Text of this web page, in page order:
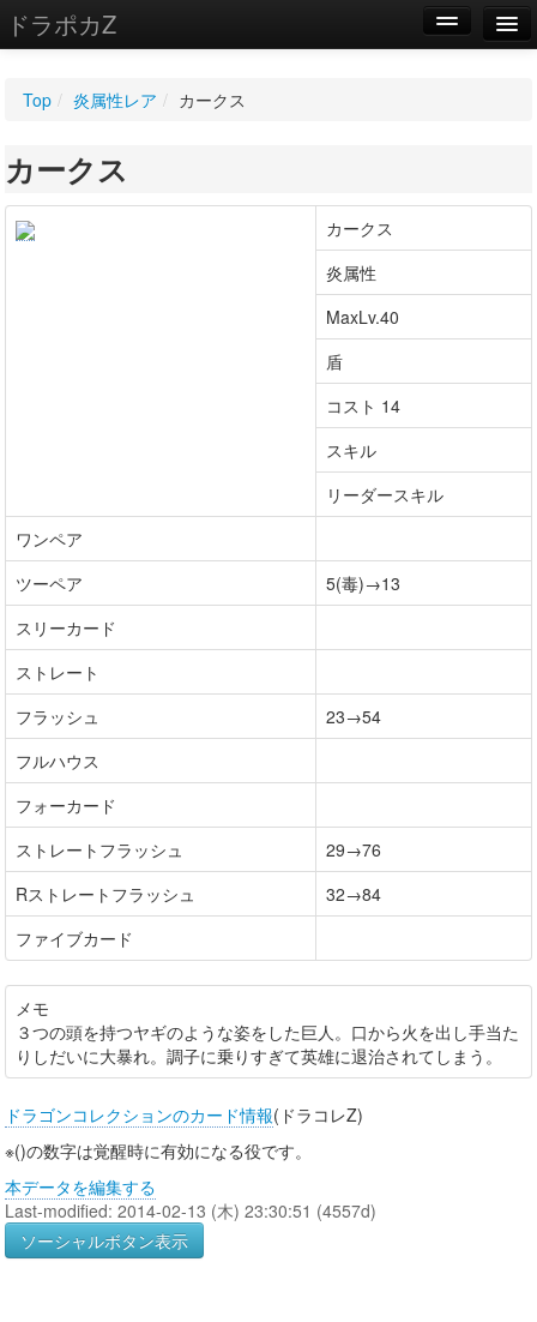
ドラポカZ
WIKI
設定
Top / 炎属性レア / カークス
カークス
カークス
炎属性
MaxLv.40
盾
コスト 14
スキル
リーダースキル
ワンペア
ツーペア
5(毒)→13
スリーカード
ストレート
フラッシュ
23→54
フルハウス
フォーカード
ストレートフラッシュ
29→76
Rストレートフラッシュ
32→84
ファイブカード
メモ
３つの頭を持つヤギのような姿をした巨人。口から火を出し手当た
りしだいに大暴れ。調子に乗りすぎて英雄に退治されてしまう。
ドラゴンコレクションのカード情報(ドラコレZ)
※()の数字は覚醒時に有効になる役です。
本データを編集する
Last-modified: 2014-02-13 (木) 23:30:51 (4557d)
ソーシャルボタン表示